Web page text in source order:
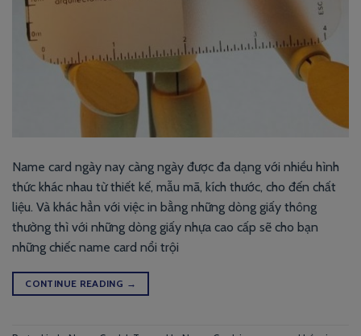
Name card ngày nay càng ngày được đa dạng với nhiều hình
thức khác nhau từ thiết kế, mẫu mã, kích thước, cho đến chất
liệu. Và khác hẳn với việc in bằng những dòng giấy thông
thường thì với những dòng giấy nhựa cao cấp sẽ cho bạn
những chiếc name card nổi trội
CONTINUE READING →